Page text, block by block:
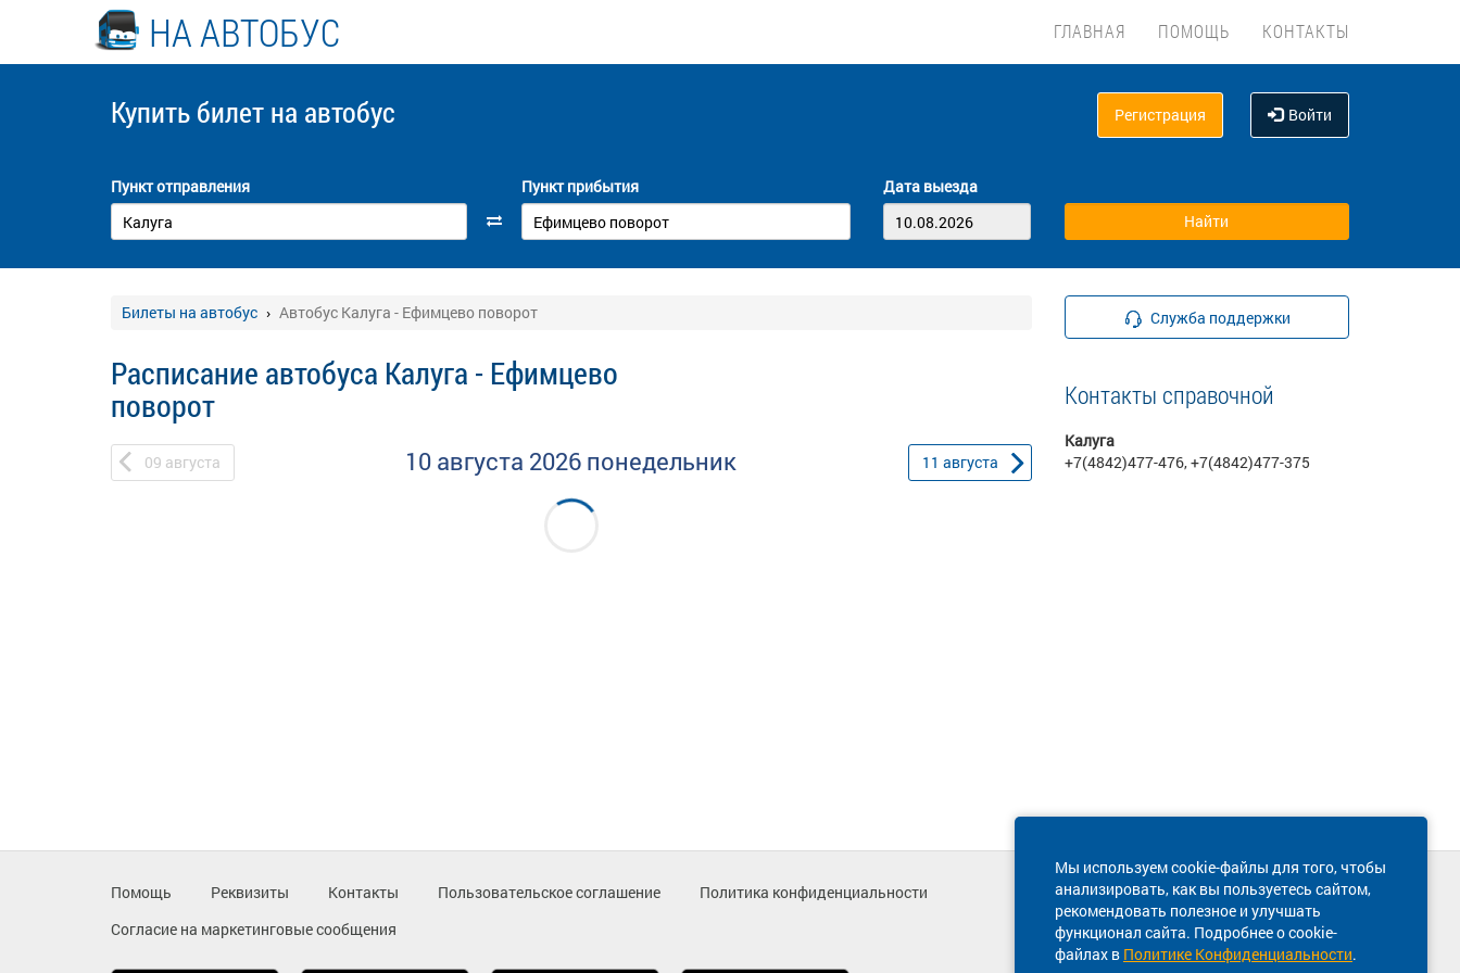
НА АВТОБУС ГЛАВНАЯ ПОМОЩЬ КОНТАКТЫ
Купить билет на автобус Регистрация Войти
Пункт отправления Пункт прибытия Дата выезда
Билеты на автобус Автобус Калуга - Ефимцево поворот
Расписание автобуса Калуга - Ефимцево
поворот
09 августа 10 августа 2026 понедельник 11 августа
Служба поддержки
Контакты справочной
Калуга
+7(4842)477-476, +7(4842)477-375
Мы используем cookie-файлы для того, чтобы
анализировать, как вы пользуетесь сайтом,
рекомендовать полезное и улучшать
функционал сайта. Подробнее о cookie-
файлах в Политике Конфиденциальности.
Помощь Реквизиты Контакты Пользовательское соглашение
Политика конфиденциальности
Согласие на маркетинговые сообщения
Техническая поддержка сайта
8 800 600-03-38